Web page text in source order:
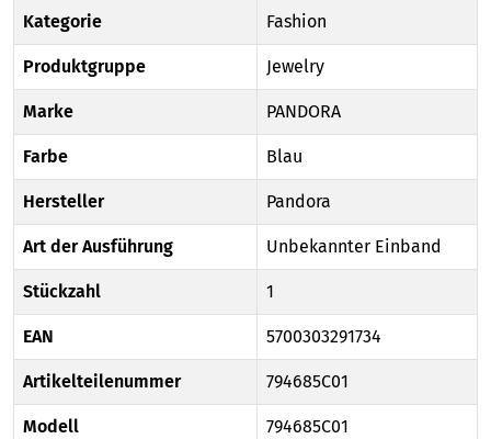
Kategorie Fashion
Produktgruppe Jewelry
Marke PANDORA
Farbe Blau
Hersteller Pandora
Art der Ausführung Unbekannter Einband
Stückzahl 1
EAN 5700303291734
Artikelteilenummer 794685C01
Modell 794685C01